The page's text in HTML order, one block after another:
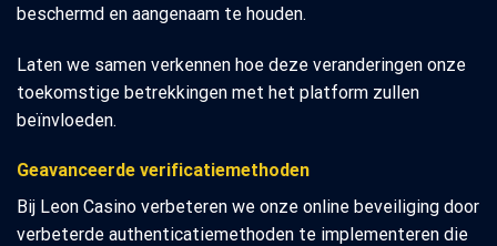
beschermd en aangenaam te houden.
Laten we samen verkennen hoe deze veranderingen onze
toekomstige betrekkingen met het platform zullen
beïnvloeden.
Geavanceerde verificatiemethoden
Bij Leon Casino verbeteren we onze online beveiliging door
verbeterde authenticatiemethoden te implementeren die